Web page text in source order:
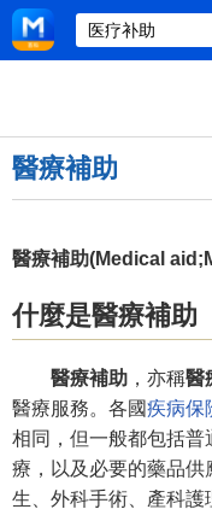
醫療補助
醫療補助(Medical
什麼是醫療補助
醫療補助 ，亦稱醫
醫療服務。各國疾病保
相同，但一般都包括
療，以及必要的藥品
生、外科手術、產科